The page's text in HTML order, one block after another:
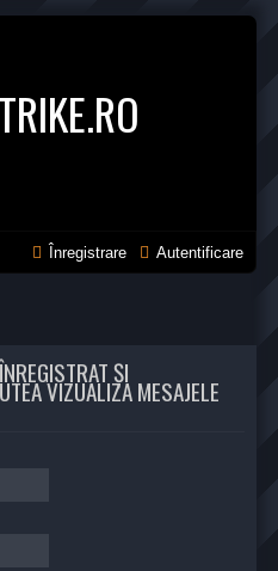
Autentificare
Înregistrare
ŞI
VIZUALIZA MESAJELE